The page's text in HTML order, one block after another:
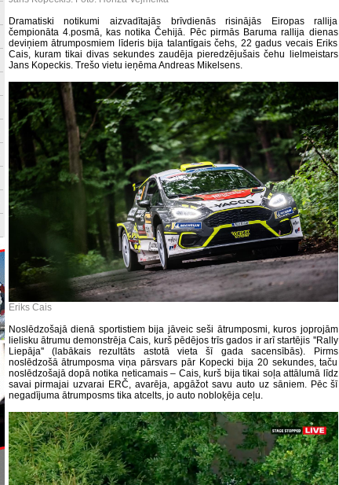
Dramatiski notikumi aizvadītajās brīvdienās risinājās Eiropas rallija
čempionāta 4.posmā, kas notika Čehijā. Pēc pirmās Baruma rallija dienas
deviņiem ātrumposmiem līderis bija talantīgais čehs, 22 gadus vecais Eriks
Cais, kuram tikai divas sekundes zaudēja pieredzējušais čehu lielmeistars
Jans Kopeckis. Trešo vietu ieņēma Andreas Mikelsens.
Eriks Cais
Noslēdzošajā dienā sportistiem bija jāveic seši ātrumposmi, kuros joprojām
lielisku ātrumu demonstrēja Cais, kurš pēdējos trīs gados ir arī startējis ''Rally
Liepāja'' (labākais rezultāts astotā vieta šī gada sacensībās). Pirms
noslēdzošā ātrumposma viņa pārsvars pār Kopecki bija 20 sekundes, taču
noslēdzošajā dopā notika neticamais – Cais, kurš bija tikai soļa attālumā līdz
savai pirmajai uzvarai ERČ, avarēja, apgāžot savu auto uz sāniem. Pēc šī
negadījuma ātrumposms tika atcelts, jo auto nobloķēja ceļu.